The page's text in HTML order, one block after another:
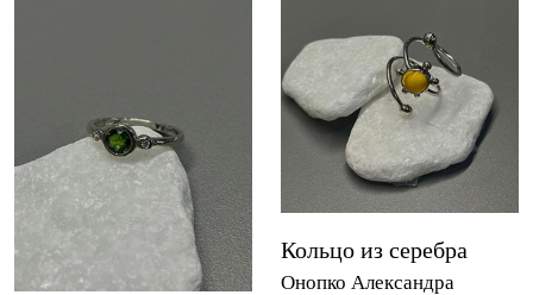
Кольцо из серебра
Онопко Александра